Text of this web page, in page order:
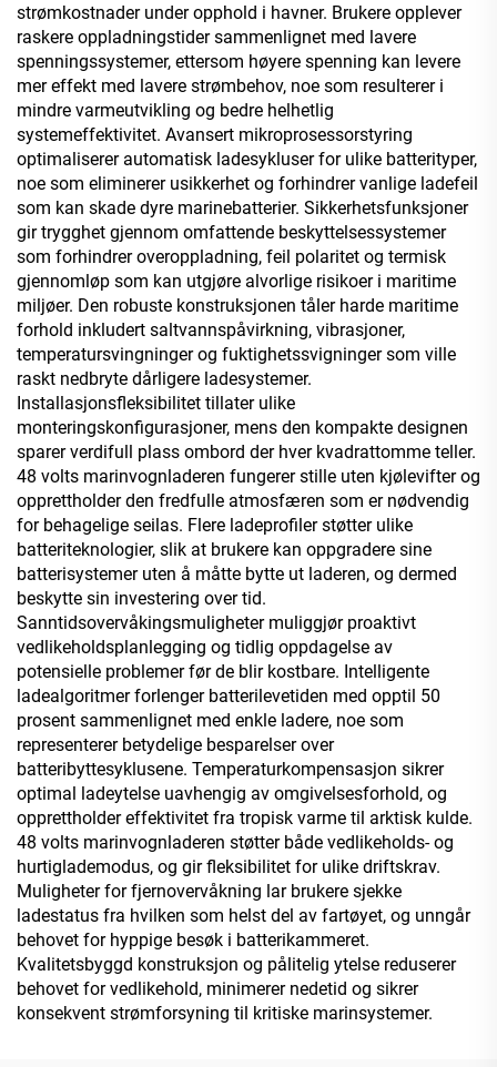
strømkostnader under opphold i havner. Brukere opplever
raskere oppladningstider sammenlignet med lavere
spenningssystemer, ettersom høyere spenning kan levere
mer effekt med lavere strømbehov, noe som resulterer i
mindre varmeutvikling og bedre helhetlig
systemeffektivitet. Avansert mikroprosessorstyring
optimaliserer automatisk ladesykluser for ulike batterityper,
noe som eliminerer usikkerhet og forhindrer vanlige ladefeil
som kan skade dyre marinebatterier. Sikkerhetsfunksjoner
gir trygghet gjennom omfattende beskyttelsessystemer
som forhindrer overoppladning, feil polaritet og termisk
gjennomløp som kan utgjøre alvorlige risikoer i maritime
miljøer. Den robuste konstruksjonen tåler harde maritime
forhold inkludert saltvannspåvirkning, vibrasjoner,
temperatursvingninger og fuktighetssvigninger som ville
raskt nedbryte dårligere ladesystemer.
Installasjonsfleksibilitet tillater ulike
monteringskonfigurasjoner, mens den kompakte designen
sparer verdifull plass ombord der hver kvadrattomme teller.
48 volts marinvognladeren fungerer stille uten kjølevifter og
opprettholder den fredfulle atmosfæren som er nødvendig
for behagelige seilas. Flere ladeprofiler støtter ulike
batteriteknologier, slik at brukere kan oppgradere sine
batterisystemer uten å måtte bytte ut laderen, og dermed
beskytte sin investering over tid.
Sanntidsovervåkingsmuligheter muliggjør proaktivt
vedlikeholdsplanlegging og tidlig oppdagelse av
potensielle problemer før de blir kostbare. Intelligente
ladealgoritmer forlenger batterilevetiden med opptil 50
prosent sammenlignet med enkle ladere, noe som
representerer betydelige besparelser over
batteribyttesyklusene. Temperaturkompensasjon sikrer
optimal ladeytelse uavhengig av omgivelsesforhold, og
opprettholder effektivitet fra tropisk varme til arktisk kulde.
48 volts marinvognladeren støtter både vedlikeholds- og
hurtiglademodus, og gir fleksibilitet for ulike driftskrav.
Muligheter for fjernovervåkning lar brukere sjekke
ladestatus fra hvilken som helst del av fartøyet, og unngår
behovet for hyppige besøk i batterikammeret.
Kvalitetsbyggd konstruksjon og pålitelig ytelse reduserer
behovet for vedlikehold, minimerer nedetid og sikrer
konsekvent strømforsyning til kritiske marinsystemer.